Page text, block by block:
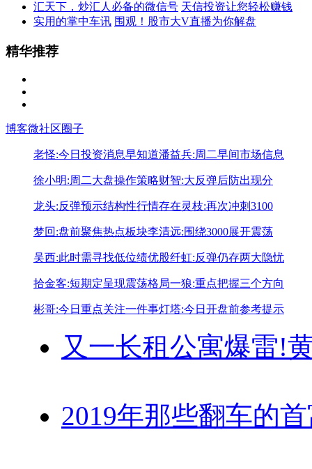
汇天下，炒汇人必备的微信号 天信投资让您轻松赚钱
实用的掌中车讯 围观！股市大V直播为你解盘
精华推荐
博客微社区圈子
老怪:今日投资消息早知道潘益兵:周二早间市场信息
徐小明:周二大盘操作策略财智:大反弹后防出现分
龙头:反弹预示结构性行情存在灵枝:再次冲刺3100
梦回:盘前聚焦热点板块李清远:围绕3000展开震荡
吴西:此时需寻找低位绩优股纤虹:反弹仍存两大隐忧
拾金客:短期定呈现震荡格局一狼:重点把握三个方向
彬哥:今日重点关注一件事灯塔:今日开盘前参考提示
又一长租公寓爆雷!
2019年那些翻车的